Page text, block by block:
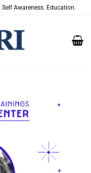
Awareness. Education.